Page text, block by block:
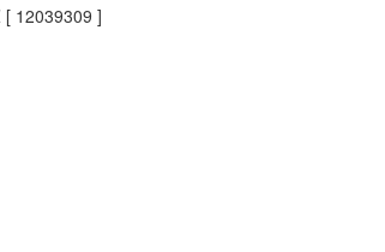
12039309 ]